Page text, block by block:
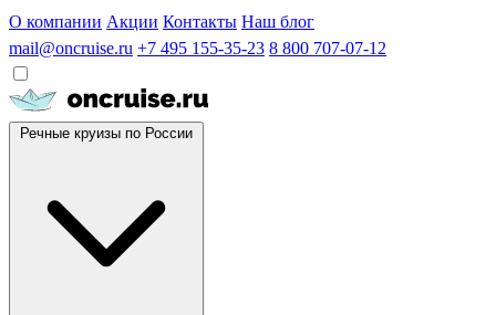
О компании Акции Контакты Наш блог
mail@oncruise.ru +7 495 155-35-23 8 800 707-07-12